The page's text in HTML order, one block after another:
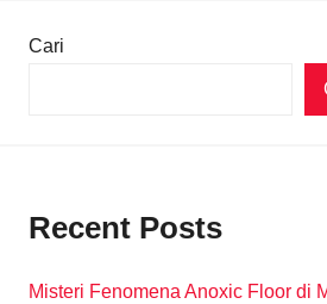
Cari
Recent Posts
Misteri Fenomena Anoxic Floor di